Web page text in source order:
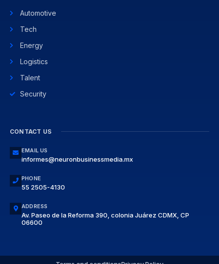
Automotive
Tech
Energy
Logistics
Talent
Security
CONTACT US
EMAIL US
informes@neuronbusinessmedia.mx
PHONE
55 2505-4130
ADDRESS
Av. Paseo de la Reforma 390, colonia Juárez CDMX, CP
06600